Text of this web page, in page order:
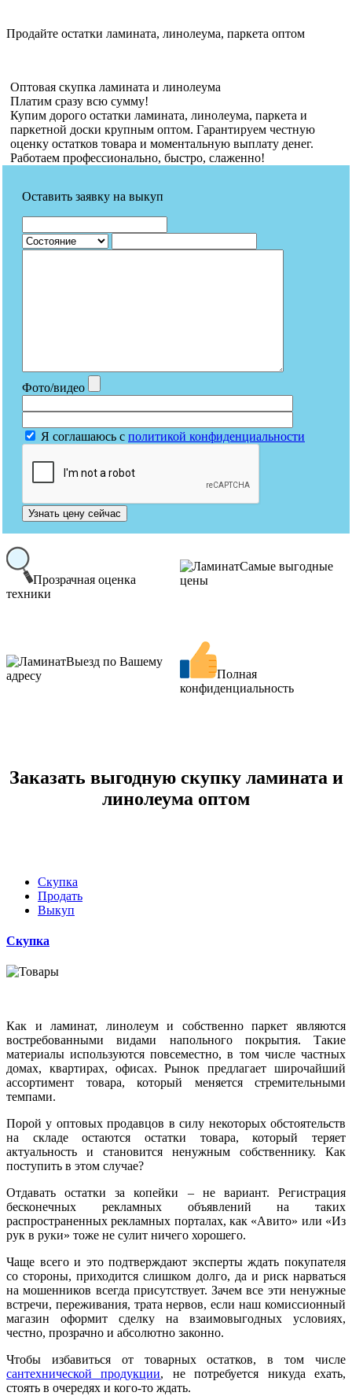
Продайте остатки ламината, линолеума, паркета оптом
Оптовая скупка ламината и линолеума
Платим сразу всю сумму!
Купим дорого остатки ламината, линолеума, паркета и
паркетной доски крупным оптом. Гарантируем честную
оценку остатков товара и моментальную выплату денег.
Работаем профессионально, быстро, слаженно!
Оставить заявку на выкуп
Фото/видео
Я соглашаюсь с политикой конфиденциальности
Узнать цену сейчас
Прозрачная оценка
техники
Самые выгодные
цены
Выезд по Вашему
адресу
Полная
конфиденциальность
Заказать выгодную скупку ламината и
линолеума оптом
Скупка
Продать
Выкуп
Скупка
Как и ламинат, линолеум и собственно паркет являются
востребованными видами напольного покрытия. Такие
материалы используются повсеместно, в том числе частных
домах, квартирах, офисах. Рынок предлагает широчайший
ассортимент товара, который меняется стремительными
темпами.
Порой у оптовых продавцов в силу некоторых обстоятельств
на складе остаются остатки товара, который теряет
актуальность и становится ненужным собственнику. Как
поступить в этом случае?
Отдавать остатки за копейки – не вариант. Регистрация
бесконечных рекламных объявлений на таких
распространенных рекламных порталах, как «Авито» или «Из
рук в руки» тоже не сулит ничего хорошего.
Чаще всего и это подтверждают эксперты ждать покупателя
со стороны, приходится слишком долго, да и риск нарваться
на мошенников всегда присутствует. Зачем все эти ненужные
встречи, переживания, трата нервов, если наш комиссионный
магазин оформит сделку на взаимовыгодных условиях,
честно, прозрачно и абсолютно законно.
Чтобы избавиться от товарных остатков, в том числе
сантехнической продукции, не потребуется никуда ехать,
стоять в очередях и кого-то ждать.